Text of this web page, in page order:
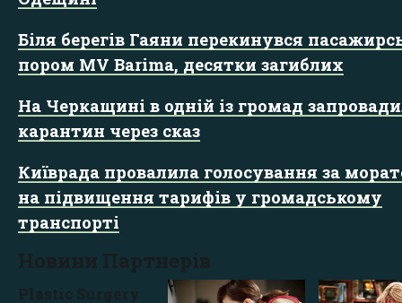
Біля берегів Гаяни перекинувся
пором MV Barima, десятки загиблих
На Черкащині в одній із громад
карантин через сказ
Київрада провалила голосування за
на підвищення тарифів у громадському
транспорті